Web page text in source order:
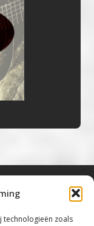
technologieën zoals